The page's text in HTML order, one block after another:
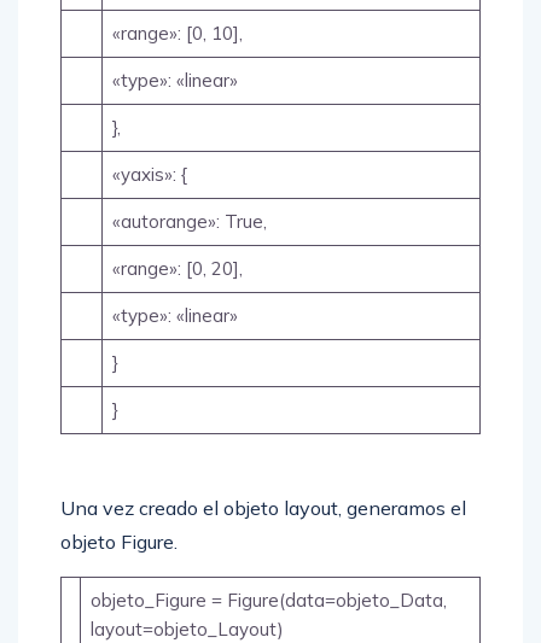
«range»: [0, 10],
«type»: «linear»
},
«yaxis»: {
«autorange»: True,
«range»: [0, 20],
«type»: «linear»
}
}
Una vez creado el objeto layout, generamos el
objeto Figure.
objeto_Figure = Figure(data=objeto_Data,
layout=objeto_Layout)